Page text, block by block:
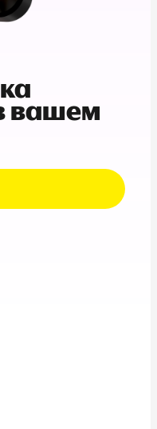
вашем